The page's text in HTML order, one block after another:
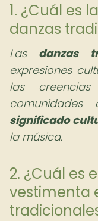
1. ¿Cuál es
danzas
Las danzas
expresiones
las
comunidades
significado
la música.
2. ¿Cuál es
vestimenta